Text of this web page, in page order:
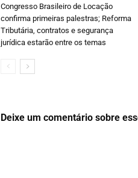
Congresso Brasileiro de Locação
confirma primeiras palestras; Reforma
Tributária, contratos e segurança
jurídica estarão entre os temas
Deixe um comentário sobre